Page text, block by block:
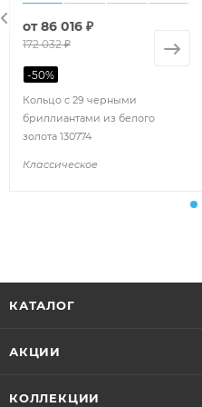
Кольцо с 29 черными
бриллиантами из белого
золота 130774
Классическое
от86 016 ₽
172 032 ₽
-50%
КАТАЛОГ
АКЦИИ
КОЛЛЕКЦИИ